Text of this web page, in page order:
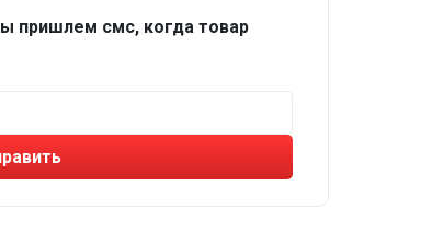
пришлем смс, когда товар